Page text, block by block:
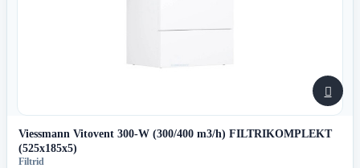

Viessmann Vitovent 300-W (300/400 m3/h) FILTRIKOMPLEKT
(525x185x5)
Filtrid